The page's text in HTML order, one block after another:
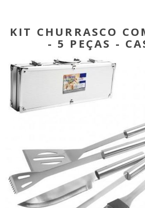
KIT CHURRASCO
- 5 PEÇAS -